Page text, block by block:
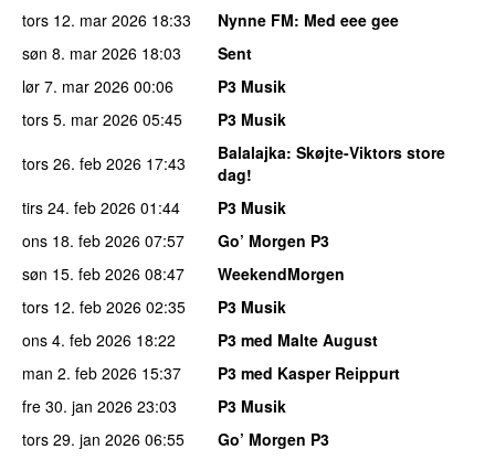
tors 12. mar 2026 18:33 Nynne FM: Med eee gee
søn 8. mar 2026 18:03
Sent
lør 7. mar 2026 00:06
P3 Musik
tors 5. mar 2026 05:45
P3 Musik
tors 26. feb 2026 17:43 Balalajka: Skøjte-Viktors store
dag!
tirs 24. feb 2026 01:44
P3 Musik
ons 18. feb 2026 07:57
Go’ Morgen P3
søn 15. feb 2026 08:47
WeekendMorgen
tors 12. feb 2026 02:35
P3 Musik
ons 4. feb 2026 18:22
P3 med Malte August
man 2. feb 2026 15:37
P3 med Kasper Reippurt
fre 30. jan 2026 23:03
P3 Musik
tors 29. jan 2026 06:55
Go’ Morgen P3